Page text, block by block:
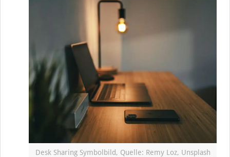
Desk Sharing Symbolbild, Quelle: Remy Loz, Unsplash